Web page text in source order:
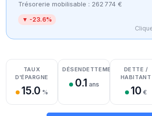
Trésorerie mobilisable : 262 774 €
▼ -23.6%
Détail des recettes
Détail des dépenses
Détail de la trésorerie
TAUX
D'ÉPARGNE
15.0 %
DÉSENDETTEMENT
0.1 ans
DETTE /
HABITANT
10 €